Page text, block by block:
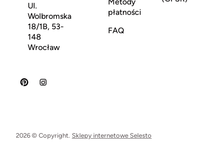
Ul.
Wolbromska
18/1B, 53-
148
Wrocław
Metody
płatności
FAQ
2026 © Copyright. Sklepy internetowe Selesto